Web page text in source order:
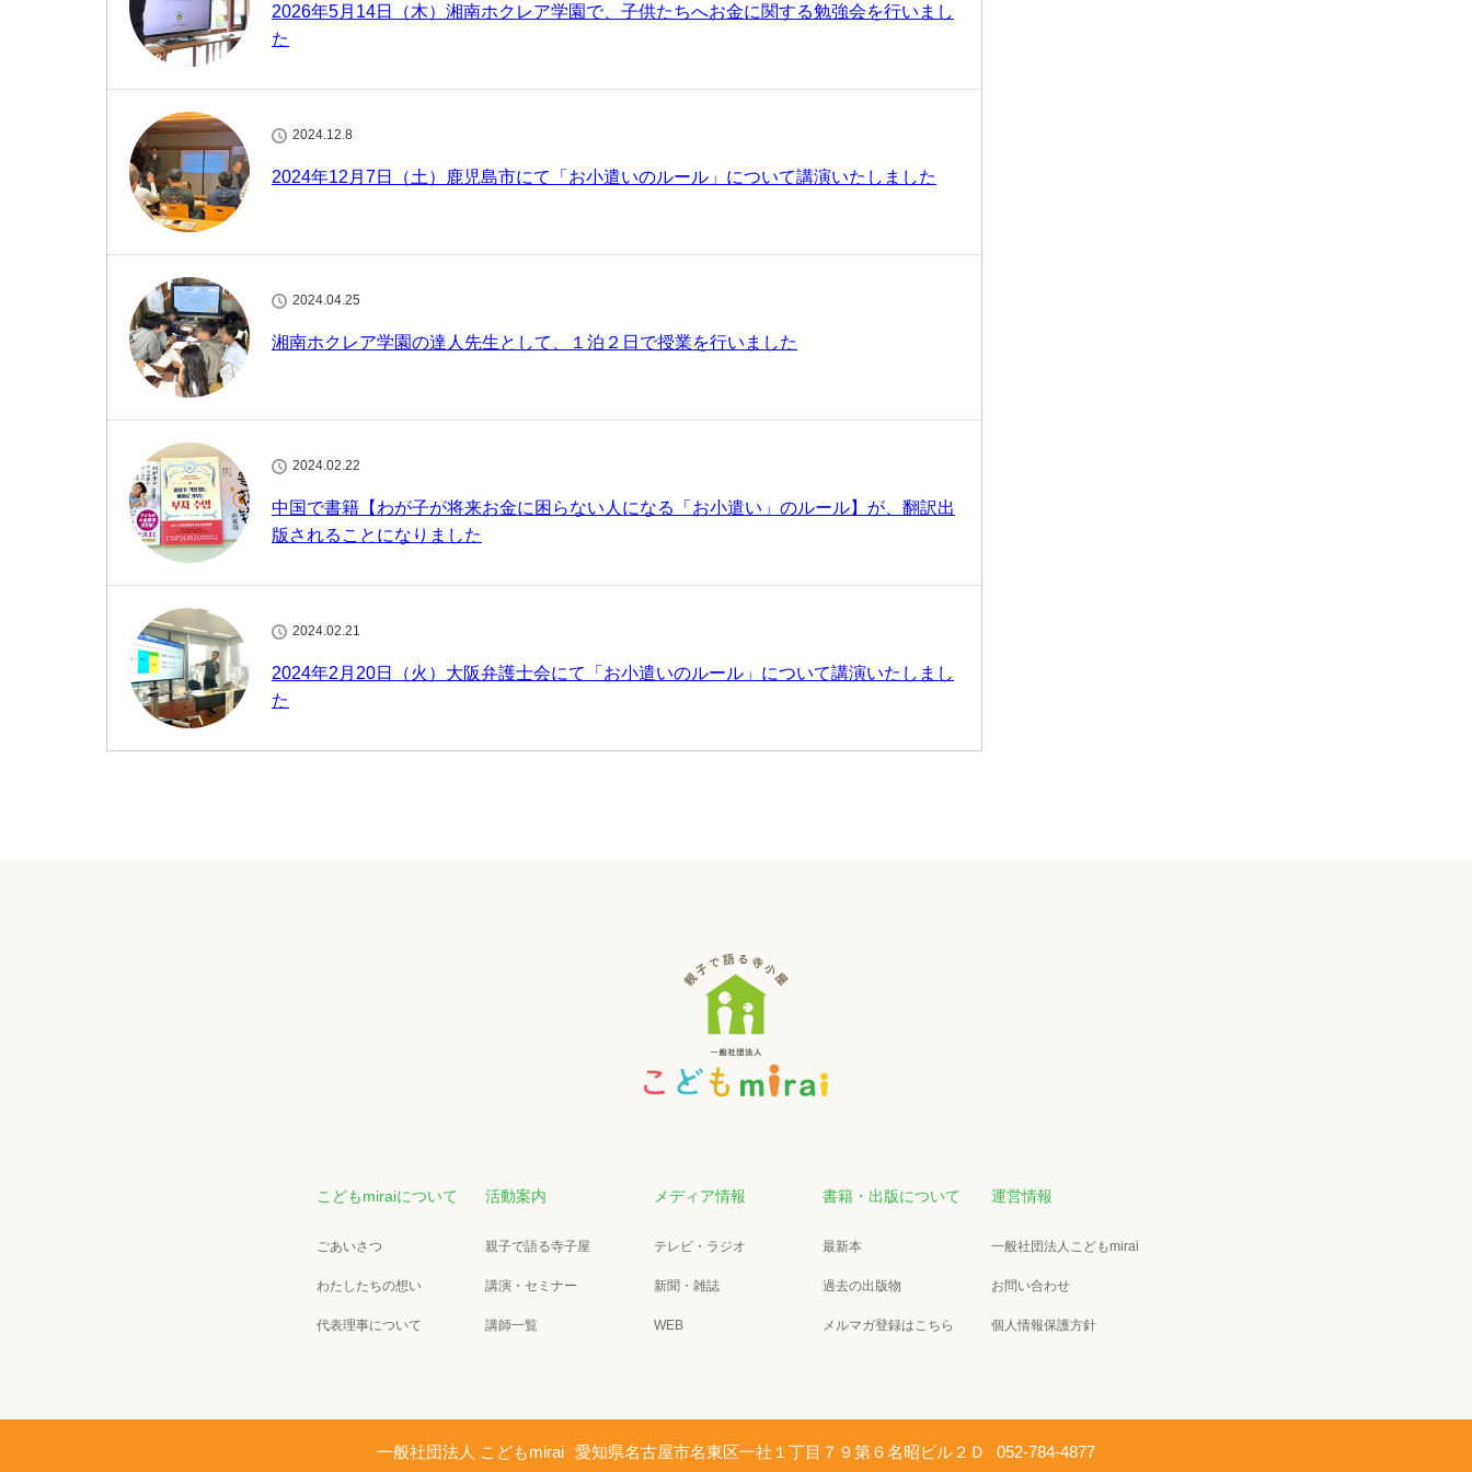
2026年5月14日（木）湘南ホクレア学園で、子供たちへお金に関する勉強会を行いまし
た
2024.12.8
2024年12月7日（土）鹿児島市にて「お小遣いのルール」について講演いたしました
2024.04.25
湘南ホクレア学園の達人先生として、１泊２日で授業を行いました
2024.02.22
中国で書籍【わが子が将来お金に困らない人になる「お小遣い」のルール】が、翻訳出
版されることになりました
2024.02.21
2024年2月20日（火）大阪弁護士会にて「お小遣いのルール」について講演いたしまし
た
こどもmiraiについて
ごあいさつ
わたしたちの想い
代表理事について
活動案内
親子で語る寺子屋
講演・セミナー
講師一覧
メディア情報
テレビ・ラジオ
新聞・雑誌
WEB
書籍・出版について
最新本
過去の出版物
メルマガ登録はこちら
運営情報
一般社団法人こどもmirai
お問い合わせ
個人情報保護方針
一般社団法人 こどもmirai 愛知県名古屋市名東区一社１丁目７９第６名昭ビル２Ｄ 052-784-4877